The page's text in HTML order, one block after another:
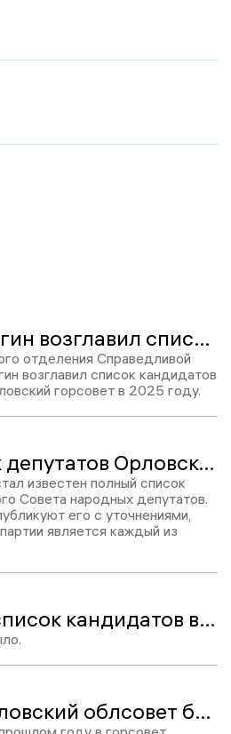
Руслан Перелыгин возглавил список эсеров на выборах в Орловский горсовет
отделения Справедливой
возглавил список кандидатов
горсовет в 2025 году.
Полный список депутатов Орловского областного Совета
известен полный список
Совета народных депутатов.
его с уточнениями,
является каждый из
Обновленный список кандидатов в Орловский областной Совет, 15 августа
В выборах в Орловский облсовет будут принимать участие 346 человек